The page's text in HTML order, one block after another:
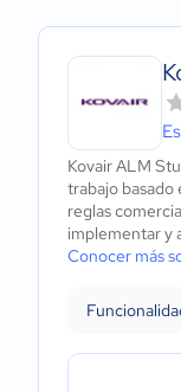
Kovair ALM
trabajo
reglas
implementar y
Conocer más